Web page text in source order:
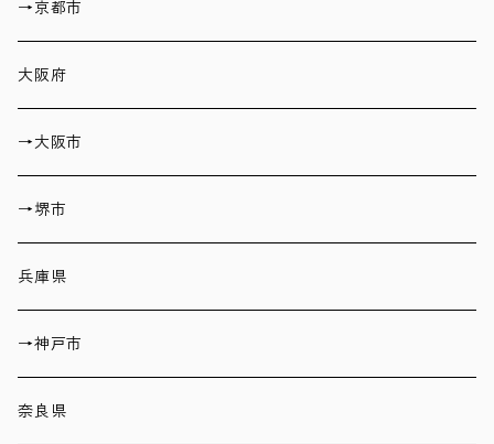
→京都市
大阪府
→大阪市
→堺市
兵庫県
→神戸市
奈良県